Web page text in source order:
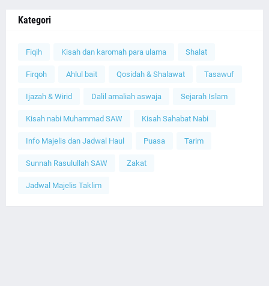
Kategori
Fiqih Kisah dan karomah para ulama Shalat
Firqoh Ahlul bait Qosidah & Shalawat Tasawuf
Ijazah & Wirid Dalil amaliah aswaja Sejarah Islam
Kisah nabi Muhammad SAW Kisah Sahabat Nabi
Info Majelis dan Jadwal Haul Puasa Tarim
Sunnah Rasulullah SAW Zakat
Jadwal Majelis Taklim